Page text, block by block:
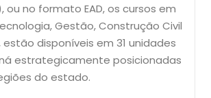
ou no formato EAD, os cursos em
Gestão, Construção Civil
disponíveis em 31 unidades
estrategicamente posicionadas
do estado.